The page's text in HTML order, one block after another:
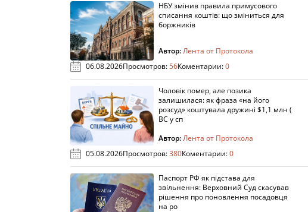
НБУ змінив правила примусового
списання коштів: що зміниться для
боржників
Автор:Лента от Протокола
06.08.2026Просмотров:56Коментарии:0
Чоловік помер, але позика
залишилася: як фраза «на його
розсуд» коштувала дружині $1,1 млн (
ВС у сп
Автор:Лента от Протокола
05.08.2026Просмотров:380Коментарии:0
Паспорт РФ як підстава для
звільнення: Верховний Суд скасував
рішення про поновлення посадовця
на ро